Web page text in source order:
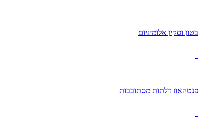
בטון וסקין אלומיניום
פנטהאוז דלתות מסתובבות